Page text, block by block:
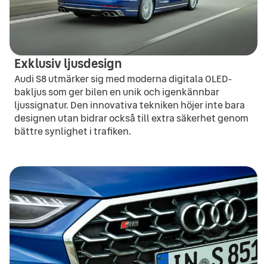
Exklusiv ljusdesign
Audi S8 utmärker sig med moderna digitala OLED-
bakljus som ger bilen en unik och igenkännbar
ljussignatur. Den innovativa tekniken höjer inte bara
designen utan bidrar också till extra säkerhet genom
bättre synlighet i trafiken.